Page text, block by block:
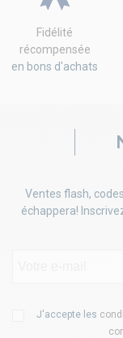
Fidélité
récompensée
en bons d'achats
Ventes flash,
échappera!
J'accepte les